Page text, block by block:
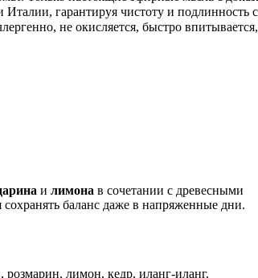
гарантируя чистоту и подлинность
не окисляется, быстро
и лимона в сочетании с древесными
баланс даже в напряженные дни.
лимон, кедр, иланг-иланг.